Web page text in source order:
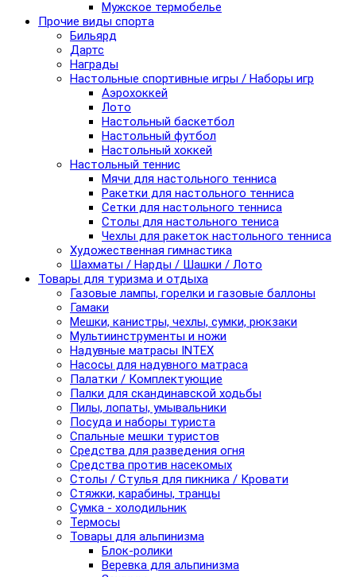
Мужское термобелье
Прочие виды спорта
Бильярд
Дартс
Награды
Настольные спортивные игры / Наборы игр
Аэрохоккей
Лото
Настольный баскетбол
Настольный футбол
Настольный хоккей
Настольный теннис
Мячи для настольного тенниса
Ракетки для настольного тенниса
Сетки для настольного тенниса
Столы для настольного тениса
Чехлы для ракеток настольного тенниса
Художественная гимнастика
Шахматы / Нарды / Шашки / Лото
Товары для туризма и отдыха
Газовые лампы, горелки и газовые баллоны
Гамаки
Мешки, канистры, чехлы, сумки, рюкзаки
Мультиинструменты и ножи
Надувные матрасы INTEX
Насосы для надувного матраса
Палатки / Комплектующие
Палки для скандинавской ходьбы
Пилы, лопаты, умывальники
Посуда и наборы туриста
Спальные мешки туристов
Средства для разведения огня
Средства против насекомых
Столы / Стулья для пикника / Кровати
Стяжки, карабины, транцы
Сумка - холодильник
Термосы
Товары для альпинизма
Блок-ролики
Веревка для альпинизма